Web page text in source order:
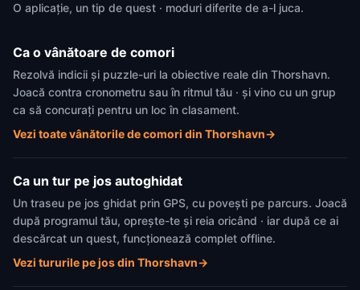
O aplicație, un tip de quest · moduri diferite de a-l juca.
Ca o vânătoare de comori
Rezolvă indicii și puzzle-uri la obiective reale din Thorshavn.
Joacă contra cronometru sau în ritmul tău · și vino cu un grup
ca să concurați pentru un loc în clasament.
Vezi toate vânătorile de comori din Thorshavn→
Ca un tur pe jos autoghidat
Un traseu pe jos ghidat prin GPS, cu povești pe parcurs. Joacă
după programul tău, oprește-te și reia oricând · iar după ce ai
descărcat un quest, funcționează complet offline.
Vezi tururile pe jos din Thorshavn→